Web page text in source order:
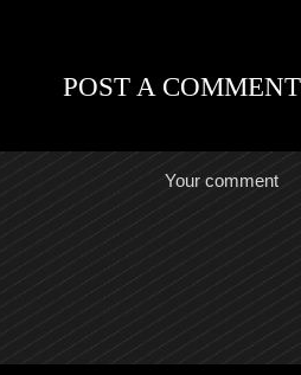
POST A COMMENT